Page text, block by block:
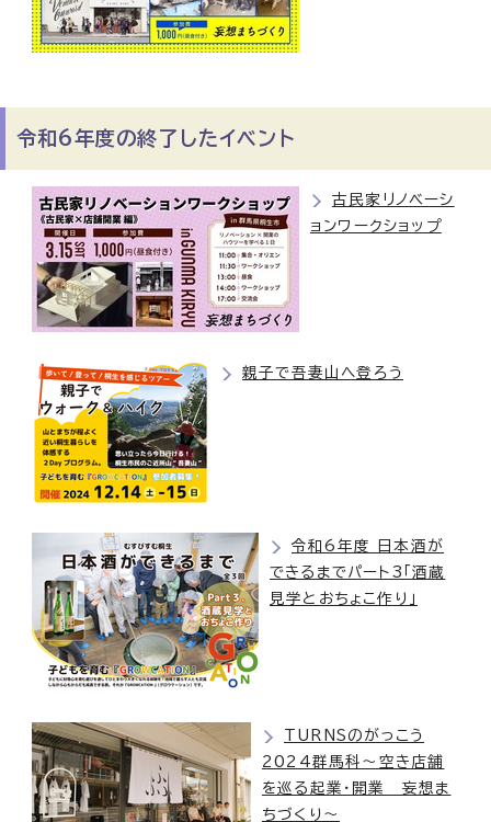
令和6年度の終了したイベント
古民家リノベーシ
ョンワークショップ
親子で吾妻山へ登ろう
令和6年度 日本酒が
できるまでパート3「酒蔵
見学とおちょこ作り」
TURNSのがっこう
2024群馬科〜空き店舗
を巡る起業・開業 妄想ま
ちづくり〜